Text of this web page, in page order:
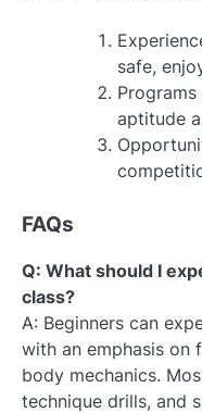
safe,
aptitude
FAQs
Q: What should I
class?
A: Beginners can
with an emphasis on
body mechanics.
technique drills, and